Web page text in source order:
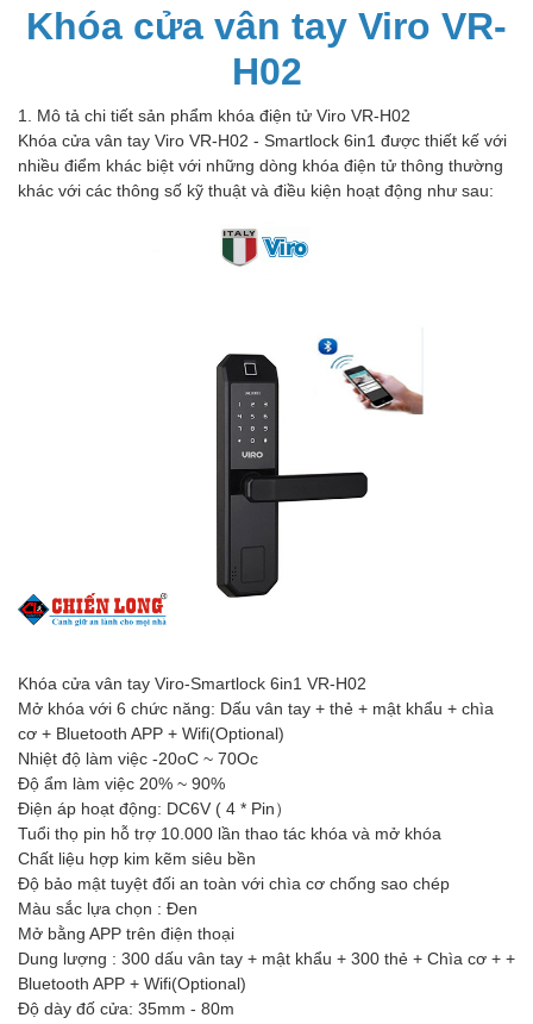
Khóa cửa vân tay Viro VR-
H02
1. Mô tả chi tiết sản phẩm khóa điện tử Viro VR-H02
Khóa cửa vân tay Viro VR-H02 - Smartlock 6in1 được thiết kế với
nhiều điểm khác biệt với những dòng khóa điện tử thông thường
khác với các thông số kỹ thuật và điều kiện hoạt động như sau:
Khóa cửa vân tay Viro-Smartlock 6in1 VR-H02
Mở khóa với 6 chức năng: Dấu vân tay + thẻ + mật khẩu + chìa
cơ + Bluetooth APP + Wifi(Optional)
Nhiệt độ làm việc -20oC ~ 70Oc
Độ ẩm làm việc 20% ~ 90%
Điện áp hoạt động: DC6V ( 4 * Pin）
Tuổi thọ pin hỗ trợ 10.000 lần thao tác khóa và mở khóa
Chất liệu hợp kim kẽm siêu bền
Độ bảo mật tuyệt đối an toàn với chìa cơ chống sao chép
Màu sắc lựa chọn : Đen
Mở bằng APP trên điện thoại
Dung lượng : 300 dấu vân tay + mật khẩu + 300 thẻ + Chìa cơ + +
Bluetooth APP + Wifi(Optional)
Độ dày đố cửa: 35mm - 80m